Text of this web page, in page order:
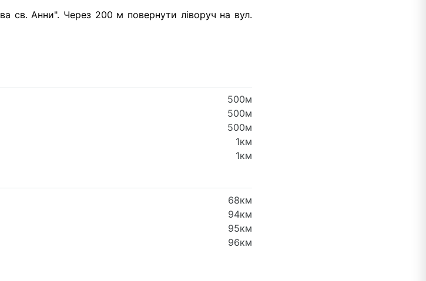
св. Анни". Через 200 м повернути ліворуч на вул.
500м
500м
500м
1км
1км
68км
94км
95км
96км